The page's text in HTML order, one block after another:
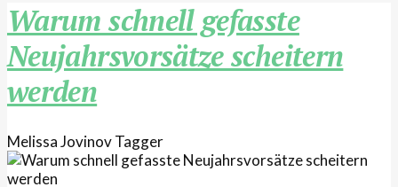
Warum schnell gefasste
Neujahrsvorsätze scheitern
werden
Melissa JovinovTagger